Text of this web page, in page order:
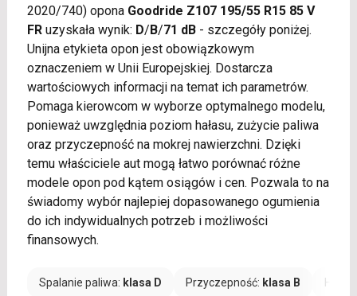
2020/740) opona Goodride Z107 195/55 R15 85 V
FRuzyskała wynik: D/B/71 dB- szczegóły poniżej.
Unijna etykieta opon jest obowiązkowym
oznaczeniem w Unii Europejskiej. Dostarcza
wartościowych informacji na temat ich parametrów.
Pomaga kierowcom w wyborze optymalnego modelu,
ponieważ uwzględnia poziom hałasu, zużycie paliwa
oraz przyczepność na mokrej nawierzchni. Dzięki
temu właściciele aut mogą łatwo porównać różne
modele opon pod kątem osiągów i cen. Pozwala to na
świadomy wybór najlepiej dopasowanego ogumienia
do ich indywidualnych potrzeb i możliwości
finansowych.
Spalanie paliwa: klasa D Przyczepność: klasa B